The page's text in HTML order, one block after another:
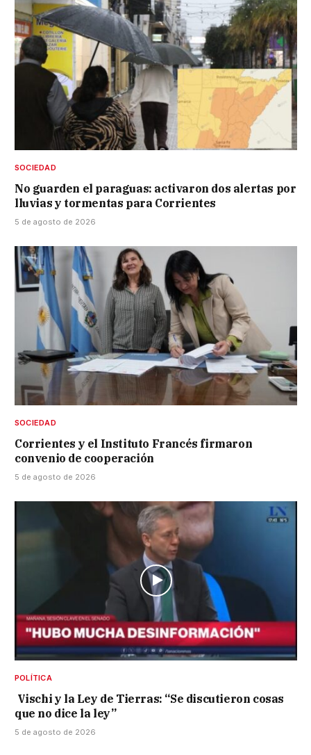
SOCIEDAD
No guarden el paraguas: activaron dos alertas por
lluvias y tormentas para Corrientes
5 de agosto de 2026
SOCIEDAD
Corrientes y el Instituto Francés firmaron
convenio de cooperación
5 de agosto de 2026
POLÍTICA
Vischi y la Ley de Tierras: “Se discutieron cosas
que no dice la ley”
5 de agosto de 2026